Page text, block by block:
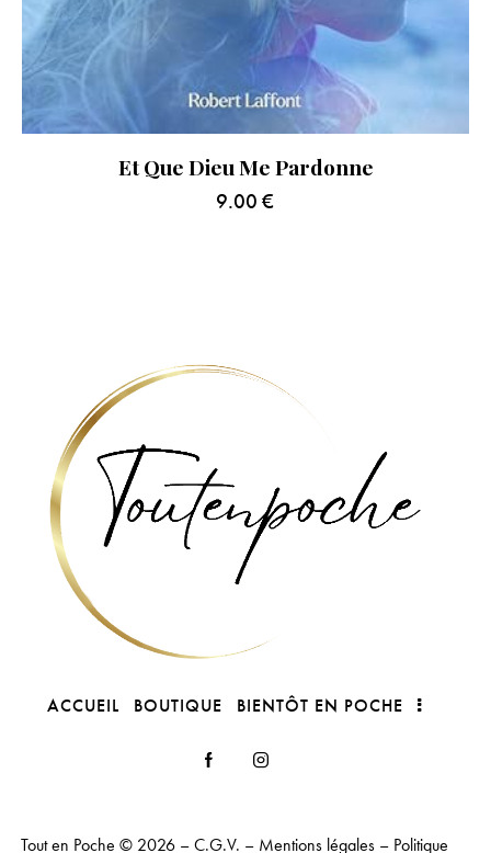
Et Que Dieu Me Pardonne
9.00 €
ACCUEIL BOUTIQUE BIENTÔT EN POCHE
Tout en Poche © 2026 –C.G.V. – Mentions légales – Politique